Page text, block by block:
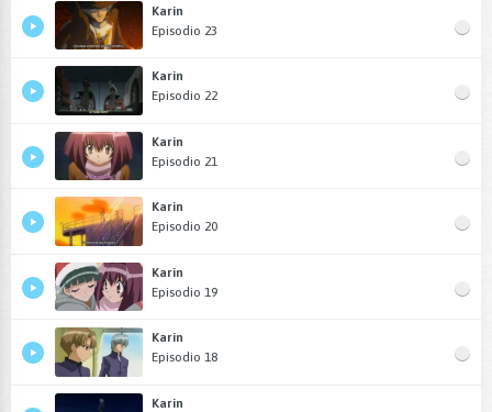
Karin
Episodio 23
Karin
Episodio 22
Karin
Episodio 21
Karin
Episodio 20
Karin
Episodio 19
Karin
Episodio 18
Karin